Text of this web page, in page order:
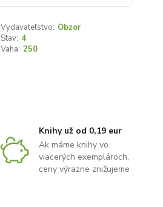
Vydavateľstvo: Obzor
Stav: 4
Vaha: 250
Knihy už od 0,19 eur
Ak máme knihy vo
viacerých exemplároch,
ceny výrazne znižujeme